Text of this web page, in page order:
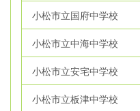
小松市立国府中学校
小松市立中海中学校
小松市立安宅中学校
小松市立板津中学校